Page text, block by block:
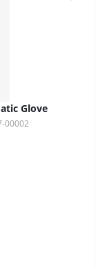
Glove
00002